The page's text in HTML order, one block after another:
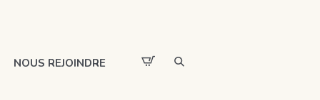
NOUS REJOINDRE